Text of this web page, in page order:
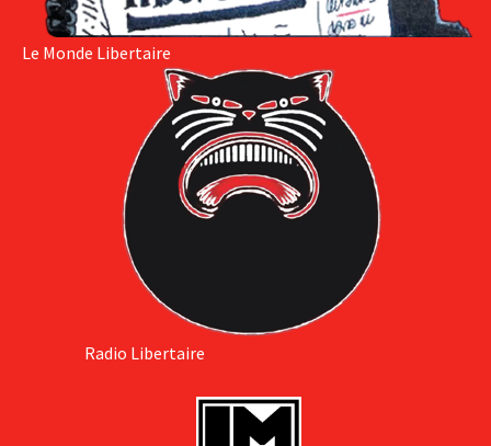
Le Monde Libertaire
Radio Libertaire